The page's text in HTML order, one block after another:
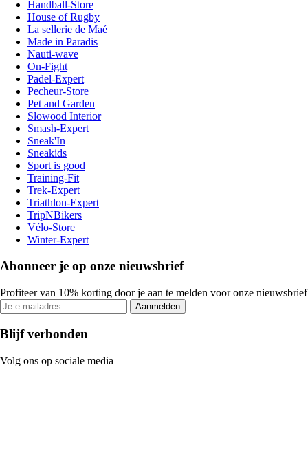
Handball-Store
House of Rugby
La sellerie de Maé
Made in Paradis
Nauti-wave
On-Fight
Padel-Expert
Pecheur-Store
Pet and Garden
Slowood Interior
Smash-Expert
Sneak'In
Sneakids
Sport is good
Training-Fit
Trek-Expert
Triathlon-Expert
TripNBikers
Vélo-Store
Winter-Expert
Abonneer je op onze nieuwsbrief
Profiteer van 10% korting door je aan te melden voor onze nieuwsbrief
Aanmelden
Blijf verbonden
Volg ons op sociale media